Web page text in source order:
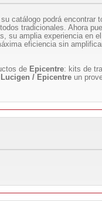
catálogo podrá encontrar
tradicionales. Ahora
su amplia experiencia en
eficiencia sin
de Epicentre: kits de
Lucigen / Epicentreun